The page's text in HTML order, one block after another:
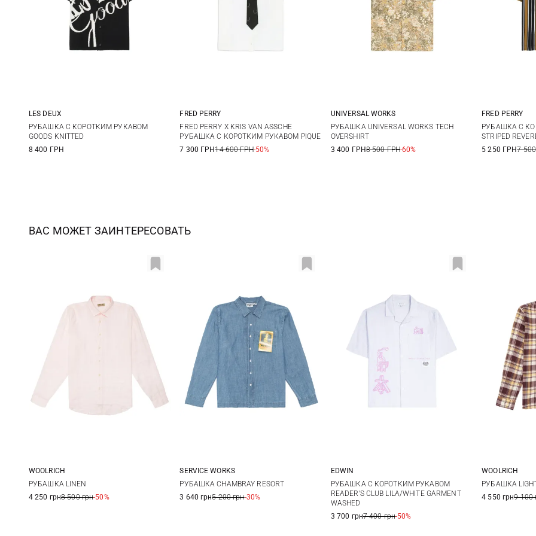
M L XL
LES DEUX
РУБАШКА С КОРОТКИМ РУКАВОМ
GOODS KNITTED
8 400 ГРН
M L XL
FRED PERRY
FRED PERRY X KRIS VAN ASSCHE
РУБАШКА С КОРОТКИМ РУКАВОМ PIQUE
7 300 ГРН14 600 ГРН-50%
M L XL XXL
3XL
UNIVERSAL WORKS
РУБАШКА UNIVERSAL WORKS TECH
OVERSHIRT
3 400 ГРН8 500 ГРН-60%
M
FRED PERRY
РУБАШКА С
STRIPED
5 250 ГРН7
ВАС МОЖЕТ ЗАИНТЕРЕСОВАТЬ
M L
WOOLRICH
РУБАШКА LINEN
4 250 грн8 500 грн-50%
S M L
SERVICE WORKS
РУБАШКА CHAMBRAY RESORT
3 640 грн5 200 грн-30%
S M L
XXL
EDWIN
РУБАШКА С КОРОТКИМ РУКАВОМ
READER'S CLUB LILA/WHITE GARMENT
WASHED
3 700 грн7 400 грн-50%
L
WOOLRICH
РУБАШКА LIGHT
4 550 грн9 100